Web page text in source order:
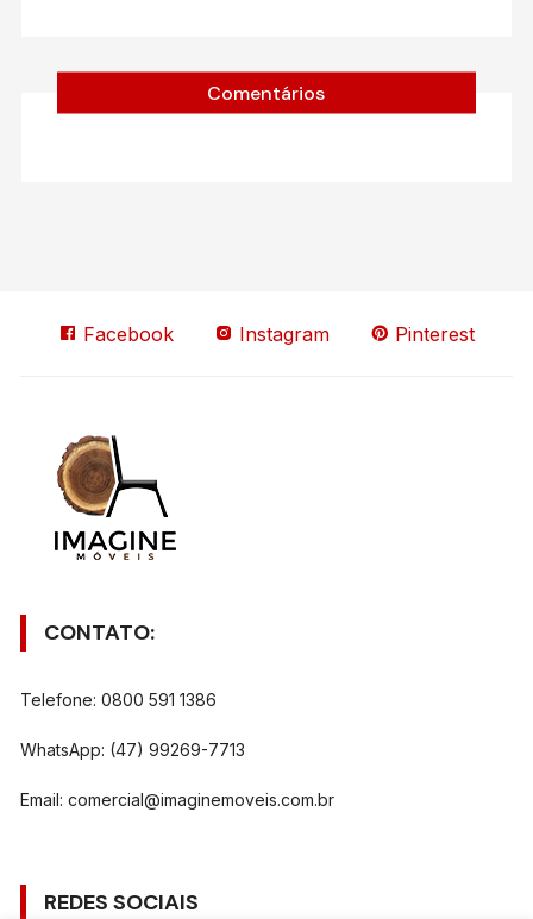
Comentários
Facebook Instagram Pinterest
CONTATO:
Telefone: 0800 591 1386
WhatsApp: (47) 99269-7713
Email:comercial@imaginemoveis.com.br
REDES SOCIAIS